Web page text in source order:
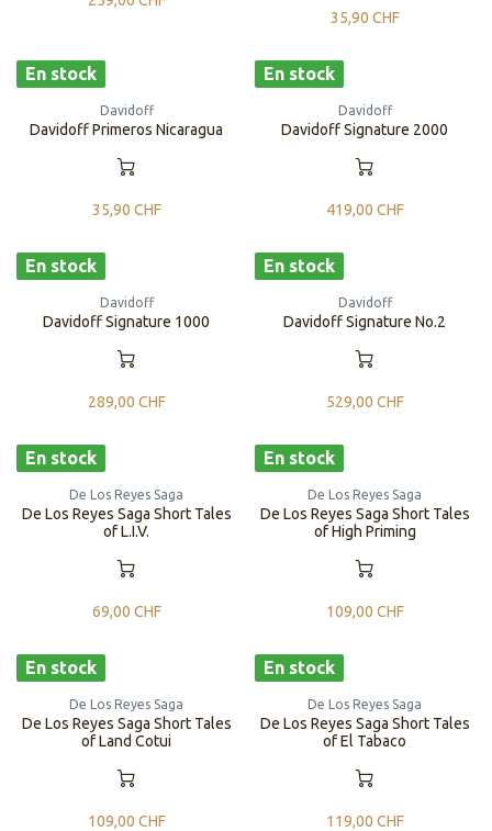
35,90 CHF
En stock
Davidoff
Davidoff Primeros Nicaragua
35,90 CHF
En stock
Davidoff
Davidoff Signature 2000
419,00 CHF
En stock
Davidoff
Davidoff Signature 1000
289,00 CHF
En stock
Davidoff
Davidoff Signature No.2
529,00 CHF
En stock
De Los Reyes Saga
De Los Reyes Saga Short Tales
of L.I.V.
69,00 CHF
En stock
De Los Reyes Saga
De Los Reyes Saga Short Tales
of High Priming
109,00 CHF
En stock
De Los Reyes Saga
De Los Reyes Saga Short Tales
of Land Cotui
109,00 CHF
En stock
De Los Reyes Saga
De Los Reyes Saga Short Tales
of El Tabaco
119,00 CHF